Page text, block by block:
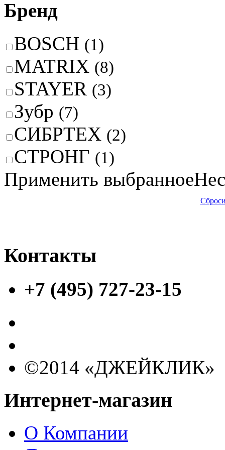
Бренд
BOSCH (1)
MATRIX (8)
STAYER (3)
Зубр (7)
СИБРТЕХ (2)
СТРОНГ (1)
Применить выбранное
Контакты
+7 (495) 727-23-15
©2014 «ДЖЕЙКЛИК»
Интернет-магазин
О Компании